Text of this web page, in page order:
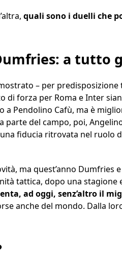
quali sono i duelli che
a tutto
– per
forza per Roma e Inter
a Pendolino Cafù, ma è
del campo, poi,
fiducia ritrovata nel ruolo
ma quest’anno Dumfries
tattica, dopo una
ad oggi, senz’altro il
anche del mondo. Dalla